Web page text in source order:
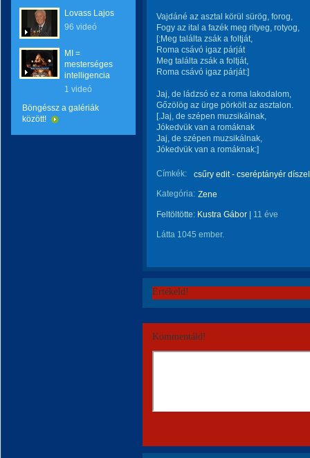
Lovass Lajos
96 videó
MI =
mesterséges
intelligencia
1 videó
Böngéssz a galériák
között!
Vajdáné az asztal körül sürög, forog,
Fogy az ital a fazék meg rityeg, rotyog,
[:Meg találta zsák a foltját,
Roma csávó igaz párját
Meg találta zsák a foltját,
Roma csávó igaz párját:]
Jaj, de ládzsó ez a roma lakodalom,
Gőzölög az ürge pörkölt az asztalon.
[.Jaj, de szépen muzsikálnak,
Jókedvük van a romáknak
Jaj, de szépen muzsikálnak,
Jókedvük van a romáknak:]
Címkék:
csűry edit - cseréptányér
Kategória: Zene
Feltöltötte: Kustra Gábor 11 éve
Látta 1045 ember.
Értékeld!
Kommentáld!